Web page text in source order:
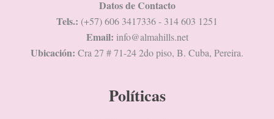
Datos de Contacto
Tels.: (+57) 606 3417336 - 314 603 1251
Email: info@almahills.net
Ubicación: Cra 27 # 71-24 2do piso, B. Cuba, Pereira.
Políticas